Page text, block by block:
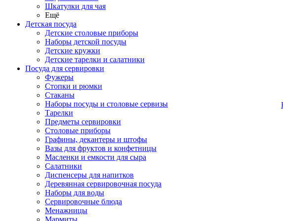
Шкатулки для чая
Ещё
Детская посуда
Детские столовые приборы
Наборы детской посуды
Детские кружки
Детские тарелки и салатники
Посуда для сервировки
Фужеры
Стопки и рюмки
Стаканы
Наборы посуды и столовые сервизы
Тарелки
Предметы сервировки
Столовые приборы
Графины, декантеры и штофы
Вазы для фруктов и конфетницы
Масленки и емкости для сыра
Салатники
Диспенсеры для напитков
Деревянная сервировочная посуда
Наборы для воды
Сервировочные блюда
Менажницы
Мармиты